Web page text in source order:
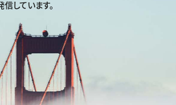
しています。